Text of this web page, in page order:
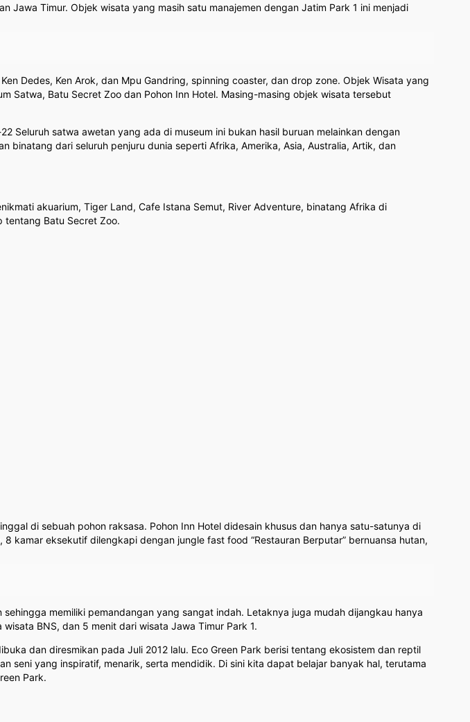
Jawa Timur. Objek wisata yang masih satu manajemen dengan Jatim Park 1 ini menjadi
Dedes, Ken Arok, dan Mpu Gandring, spinning coaster, dan drop zone. Objek Wisata yang
Satwa, Batu Secret Zoo dan Pohon Inn Hotel. Masing-masing objek wisata tersebut
Seluruh satwa awetan yang ada di museum ini bukan hasil buruan melainkan dengan
dari seluruh penjuru dunia seperti Afrika, Amerika, Asia, Australia, Artik, dan
akuarium, Tiger Land, Cafe Istana Semut, River Adventure, binatang Afrika di
tentang Batu Secret Zoo.
di sebuah pohon raksasa. Pohon Inn Hotel didesain khusus dan hanya satu-satunya di
kamar eksekutif dilengkapi dengan jungle fast food “Restauran Berputar” bernuansa hutan,
memiliki pemandangan yang sangat indah. Letaknya juga mudah dijangkau hanya
BNS, dan 5 menit dari wisata Jawa Timur Park 1.
dan diresmikan pada Juli 2012 lalu. Eco Green Park berisi tentang ekosistem dan reptil
seni yang inspiratif, menarik, serta mendidik. Di sini kita dapat belajar banyak hal, terutama
Park.